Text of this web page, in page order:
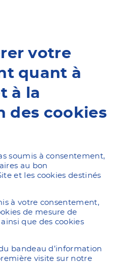
votre
quant à
à la
des cookies
soumis à consentement,
au bon
et les cookies destinés
à votre consentement,
de mesure de
que des cookies
bandeau d’information
visite sur notre